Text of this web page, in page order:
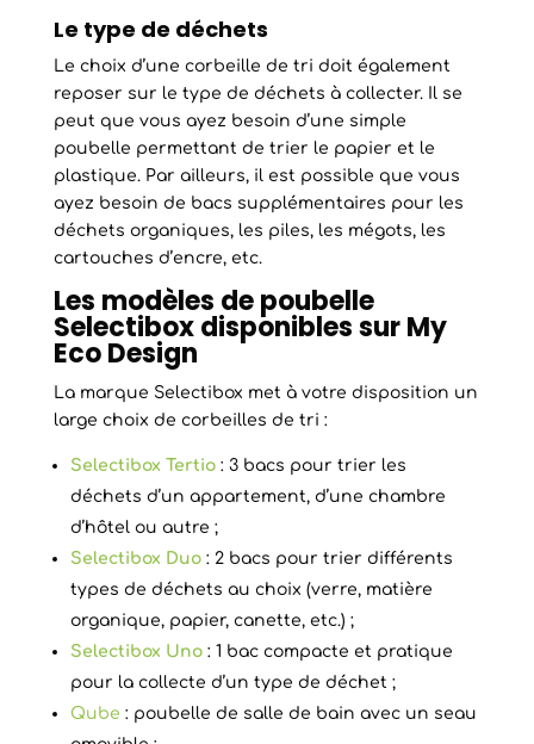
Le type de déchets
Le choix d’une corbeille de tri doit également
reposer sur le type de déchets à collecter. Il se
peut que vous ayez besoin d’une simple
poubelle permettant de trier le papier et le
plastique. Par ailleurs, il est possible que vous
ayez besoin de bacs supplémentaires pour les
déchets organiques, les piles, les mégots, les
cartouches d’encre, etc.
Les modèles de poubelle
Selectibox disponibles sur My
Eco Design
La marque Selectibox met à votre disposition un
large choix de corbeilles de tri :
Selectibox Tertio: 3 bacs pour trier les
déchets d’un appartement, d’une chambre
d’hôtel ou autre ;
Selectibox Duo: 2 bacs pour trier différents
types de déchets au choix (verre, matière
organique, papier, canette, etc.) ;
Selectibox Uno: 1 bac compacte et pratique
pour la collecte d’un type de déchet ;
Qube : poubelle de salle de bain avec un seau